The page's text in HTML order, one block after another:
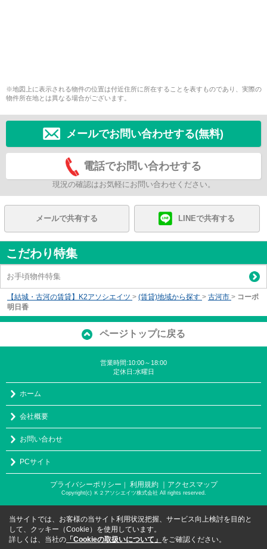
※地図上に表示される物件の位置は付近住所に所在することを表すものであり、実際の
物件所在地とは異なる場合がございます。
メールでお問い合わせする(無料)
電話でお問い合わせする
現況の確認はお気軽にお問い合わせください。
メールで共有する LINEで共有する
こだわり特集
お手頃物件特集
【結城・古河の賃貸】K2アソシエイツ > (賃貸)地域から探す > 古河市 > コーポ
明日香
ページトップに戻る
営業時間:10:00～18:00
定休日:水曜日
ホーム
会社概要
お問い合わせ
PCサイト
プライバシーポリシー 利用規約 ｜アクセスマップ
Copyright(c) Ｋ２アソシエイツ株式会社 All rights reserved.
当サイトでは、お客様の当サイト利用状況把握、サービス向上検討を目的と
して、クッキー（Cookie）を使用しています。
詳しくは、当社の 「Cookieの取扱いについて」 をご確認ください。